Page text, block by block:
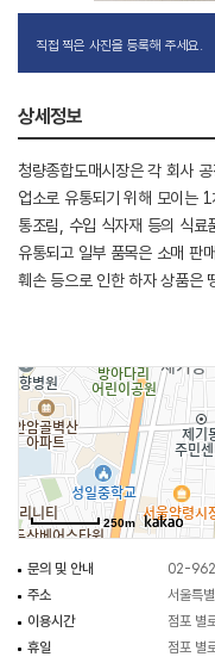
직접 찍은 사진을 등록해 주세요.
상세정보
청량종합도매시장은 각 회사
업소로 유통되기 위해 모이는
통조림, 수입 식자재 등의 식료
유통되고 일부 품목은 소매 판
훼손 등으로 인한 하자 상품은
청량리종합시장이 있어 장보
250m
문의 및 안내
02-
주소
서울특
이용시간
점포 별
휴일
점포 별